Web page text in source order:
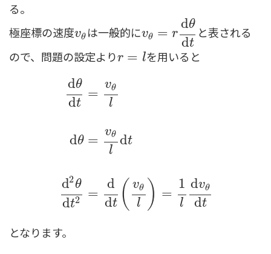
る。
極座標の速度vθ
vθは一般的にvθ = r
dθ
dt
vθ=rd θdt
と表される
ので、問題の設定よりr = l
r=l
を用いると
dθ
dt
dθ
d2θ
dt2
=
=
=
vθ
l
vθ
l
dt
d
dt ( vθ
l ) =
1
l
dvθ
dt
dt= vθ dθ=vθ
となります。